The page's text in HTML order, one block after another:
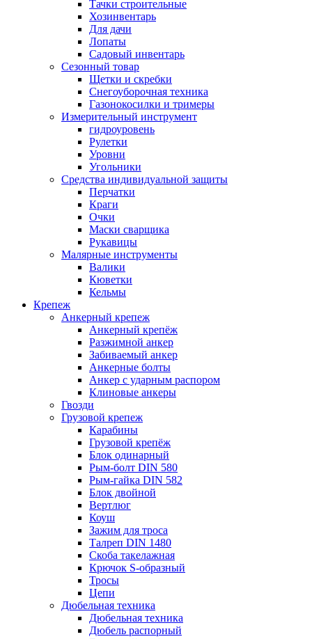
Тачки строительные
Хозинвентарь
Для дачи
Лопаты
Садовый инвентарь
Сезонный товар
Щетки и скребки
Снегоуборочная техника
Газонокосилки и тримеры
Измерительный инструмент
гидроуровень
Рулетки
Уровни
Угольники
Средства индивидуальной защиты
Перчатки
Краги
Очки
Маски сварщика
Рукавицы
Малярные инструменты
Валики
Кюветки
Кельмы
Крепеж
Анкерный крепеж
Анкерный крепёж
Разжимной анкер
Забиваемый анкер
Анкерные болты
Анкер с ударным распором
Клиновые анкеры
Гвозди
Грузовой крепеж
Карабины
Грузовой крепёж
Блок одинарный
Рым-болт DIN 580
Рым-гайка DIN 582
Блок двойной
Вертлюг
Коуш
Зажим для троса
Талреп DIN 1480
Скоба такелажная
Крючок S-образный
Тросы
Цепи
Дюбельная техника
Дюбельная техника
Дюбель распорный